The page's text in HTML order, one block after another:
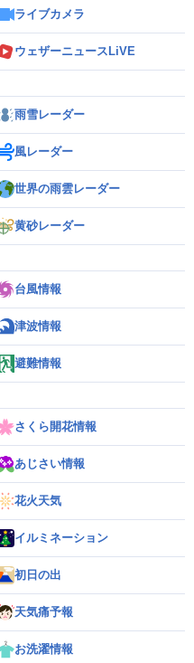
ライブカメラ
ウェザーニュースLiVE
雨雪レーダー
風レーダー
世界の雨雲レーダー
黄砂レーダー
台風情報
津波情報
避難情報
さくら開花情報
あじさい情報
花火天気
イルミネーション
初日の出
天気痛予報
お洗濯情報